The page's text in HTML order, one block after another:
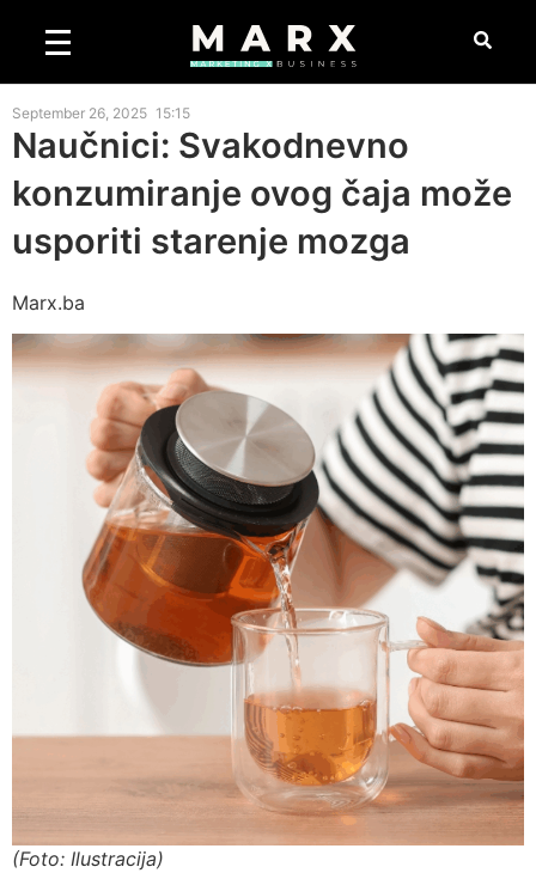
September 26, 2025 15:15
Naučnici: Svakodnevno
konzumiranje ovog čaja može
usporiti starenje mozga
Marx.ba
(Foto: Ilustracija)